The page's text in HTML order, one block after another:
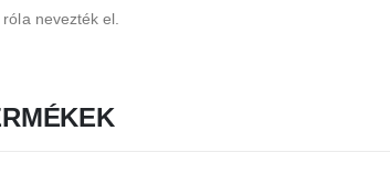
nevezték el.